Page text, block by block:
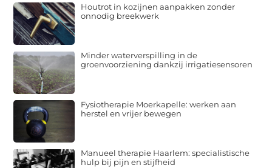
Houtrot in kozijnen aanpakken zonder
onnodig breekwerk
Minder waterverspilling in de
groenvoorziening dankzij irrigatiesensoren
Fysiotherapie Moerkapelle: werken aan
herstel en vrijer bewegen
Manueel therapie Haarlem: specialistische
hulp bij pijn en stijfheid